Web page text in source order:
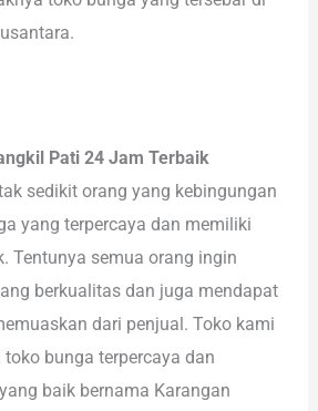
Pati 24 Jam Terbaik
sedikit orang yang kebingungan
yang terpercaya dan memiliki
Tentunya semua orang ingin
berkualitas dan juga mendapat
dari penjual. Toko kami
bunga terpercaya dan
baik bernama Karangan